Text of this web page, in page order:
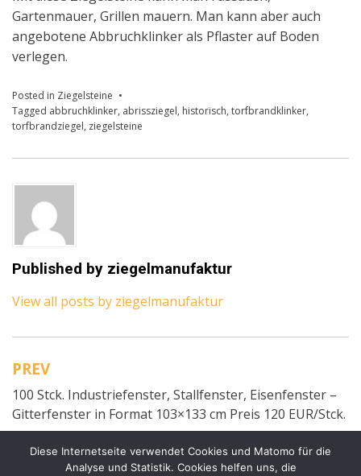
Gartenmauer, Grillen mauern. Man kann aber auch
angebotene Abbruchklinker als Pflaster auf Boden
verlegen.
Posted in Ziegelsteine
Tagged abbruchklinker, abrissziegel, historisch, torfbrandklinker,
torfbrandziegel, ziegelsteine
Published by ziegelmanufaktur
View all posts by ziegelmanufaktur
Beitragsnavigation
PREV
100 Stck. Industriefenster, Stallfenster, Eisenfenster –
Gitterfenster in Format 103×133 cm Preis 120 EUR/Stck.
NEXT
Diese Internetseite verwendet Cookies und Matomo für die
Analyse und Statistik. Cookies helfen uns, die